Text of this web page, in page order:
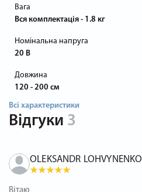
Вага
Вся комплектація - 1.8 кг
Номінальна напруга
20 В
Довжина
120 - 200 см
Всі характеристики
Відгуки 3
OLEKSANDR LOHVYNENKO